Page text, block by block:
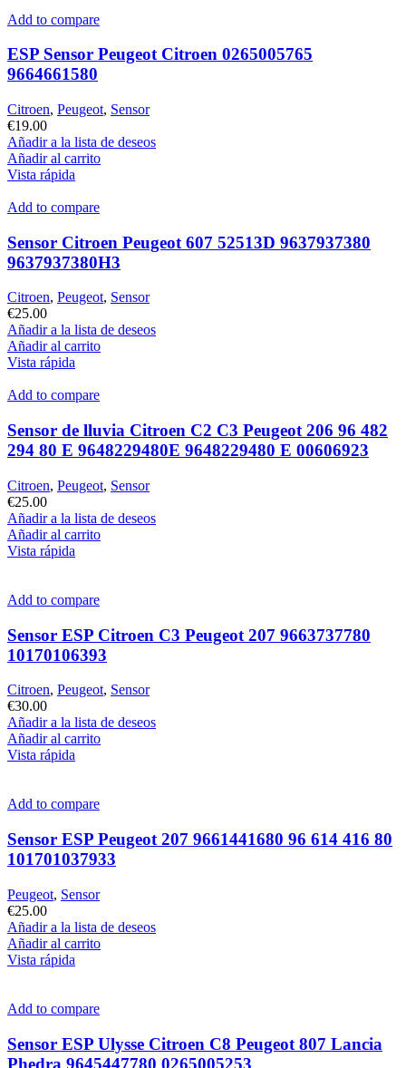
Add to compare
ESP Sensor Peugeot Citroen 0265005765
9664661580
Citroen, Peugeot, Sensor
€19.00
Añadir a la lista de deseos
Añadir al carrito
Vista rápida
Add to compare
Sensor Citroen Peugeot 607 52513D 9637937380
9637937380H3
Citroen, Peugeot, Sensor
€25.00
Añadir a la lista de deseos
Añadir al carrito
Vista rápida
Add to compare
Sensor de lluvia Citroen C2 C3 Peugeot 206 96 482
294 80 E 9648229480E 9648229480 E 00606923
Citroen, Peugeot, Sensor
€25.00
Añadir a la lista de deseos
Añadir al carrito
Vista rápida
Add to compare
Sensor ESP Citroen C3 Peugeot 207 9663737780
10170106393
Citroen, Peugeot, Sensor
€30.00
Añadir a la lista de deseos
Añadir al carrito
Vista rápida
Add to compare
Sensor ESP Peugeot 207 9661441680 96 614 416 80
101701037933
Peugeot, Sensor
€25.00
Añadir a la lista de deseos
Añadir al carrito
Vista rápida
Add to compare
Sensor ESP Ulysse Citroen C8 Peugeot 807 Lancia
Phedra 9645447780 0265005253